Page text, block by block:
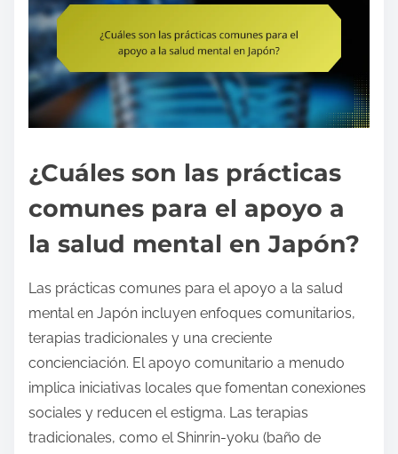
¿Cuáles son las prácticas
comunes para el apoyo a
la salud mental en Japón?
Las prácticas comunes para el apoyo a la salud
mental en Japón incluyen enfoques comunitarios,
terapias tradicionales y una creciente
concienciación. El apoyo comunitario a menudo
implica iniciativas locales que fomentan conexiones
sociales y reducen el estigma. Las terapias
tradicionales, como el Shinrin-yoku (baño de